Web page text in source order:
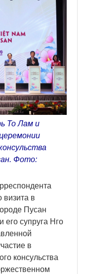
То Лам и
Фото:
визита в
Пусан
его супруга Нго
в
консульства